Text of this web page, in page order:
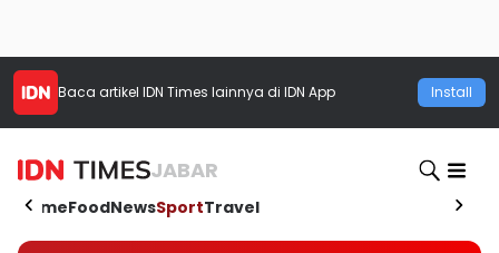
Baca artikel IDN Times lainnya di IDN App Install
JABAR
HomeFoodNewsSportTravel